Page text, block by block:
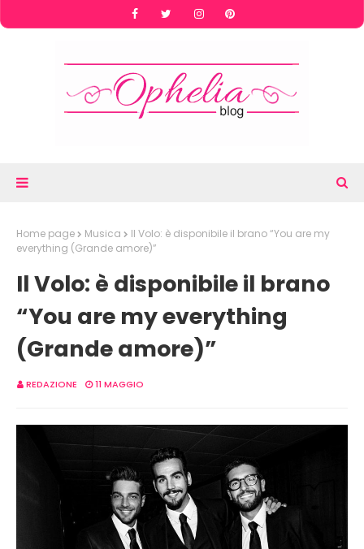
Home page Musica
Il Volo: è disponibile il brano “You are my
everything (Grande amore)”
Il Volo: è disponibile il brano
“You are my everything
(Grande amore)”
REDAZIONE 11 MAGGIO